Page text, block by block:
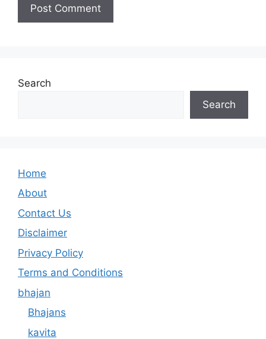
Search
Search
Home
About
Contact Us
Disclaimer
Privacy Policy
Terms and Conditions
bhajan
Bhajans
kavita